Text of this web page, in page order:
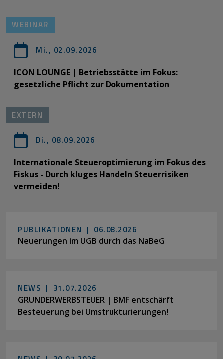
WEBINAR
Mi., 02.09.2026
ICON LOUNGE | Betriebsstätte im Fokus:
gesetzliche Pflicht zur Dokumentation
EXTERN
Di., 08.09.2026
Internationale Steueroptimierung im Fokus des
Fiskus - Durch kluges Handeln Steuerrisiken
vermeiden!
PUBLIKATIONEN | 06.08.2026
Neuerungen im UGB durch das NaBeG
NEWS | 31.07.2026
GRUNDERWERBSTEUER | BMF entschärft
Besteuerung bei Umstrukturierungen!